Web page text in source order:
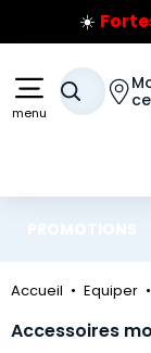
Aller au
Aller à laPrix
Jusqu'à 120€
menu
Votre
Accueil Equiper
Accessoires